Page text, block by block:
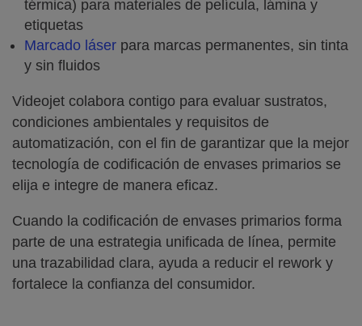
térmica) para materiales de película, lámina y
etiquetas
Marcado láser para marcas permanentes, sin tinta
y sin fluidos
Videojet colabora contigo para evaluar sustratos,
condiciones ambientales y requisitos de
automatización, con el fin de garantizar que la mejor
tecnología de codificación de envases primarios se
elija e integre de manera eficaz.
Cuando la codificación de envases primarios forma
parte de una estrategia unificada de línea, permite
una trazabilidad clara, ayuda a reducir el rework y
fortalece la confianza del consumidor.